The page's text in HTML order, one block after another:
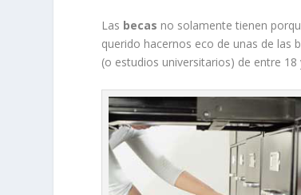
Las becas no solamente tienen
querido hacernos eco de unas de las
(o estudios universitarios) de entre 18